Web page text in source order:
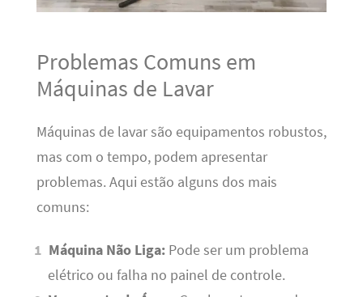
Problemas Comuns em
Máquinas de Lavar
Máquinas de lavar são equipamentos robustos,
mas com o tempo, podem apresentar
problemas. Aqui estão alguns dos mais
comuns:
Máquina Não Liga: Pode ser um problema
elétrico ou falha no painel de controle.